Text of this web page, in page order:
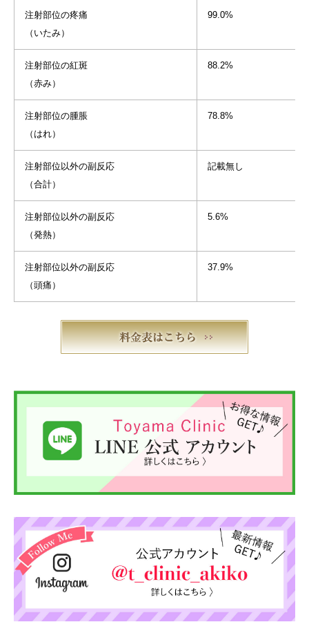
注射部位の疼痛
（いたみ）
99.0%
注射部位の紅斑
（赤み）
88.2%
注射部位の腫脹
（はれ）
78.8%
注射部位以外の副反応
（合計）
記載無し
注射部位以外の副反応
（発熱）
5.6%
注射部位以外の副反応
（頭痛）
37.9%